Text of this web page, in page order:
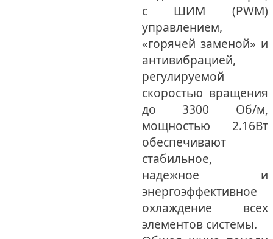
с ШИМ (PWM)
управлением,
«горячей заменой» и
антивибрацией,
регулируемой
скоростью вращения
до 3300 Об/м,
мощностью 2.16Вт
обеспечивают
стабильное,
надежное и
энергоэффективное
охлаждение всех
элементов системы.